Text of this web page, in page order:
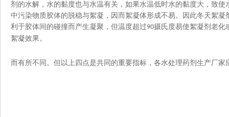
剂的水解，水的黏度也与水温有关，如果水温低时水的黏度大，致
中污染物质胶体的脱稳与絮凝，因而絮凝体形成不易。因此冬天絮
利于胶体间的碰撞而产生凝聚，但温度超过90摄氏度易使絮凝剂老化
絮凝效果。
而有所不同。但以上四点是共同的重要指标，各水处理药剂生产厂家